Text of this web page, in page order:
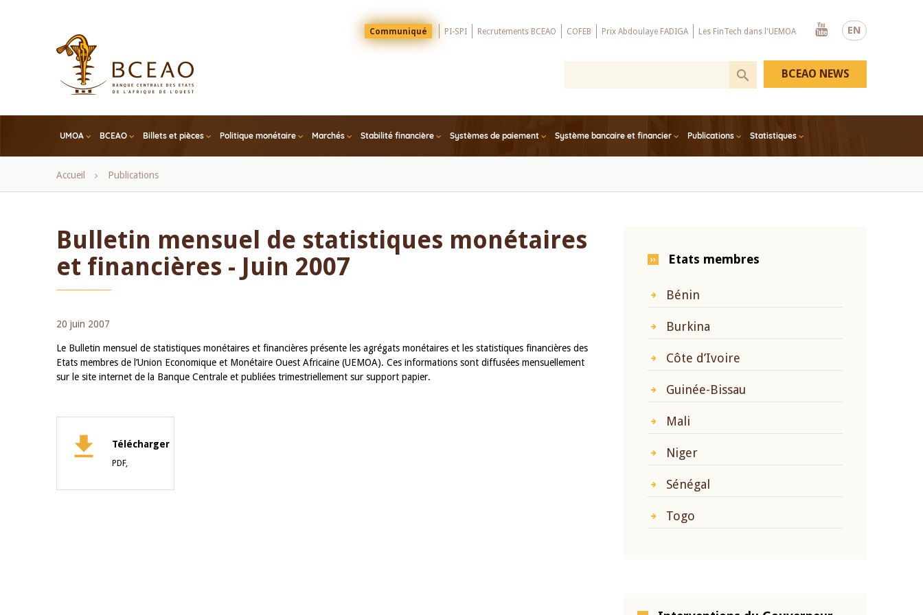
EN
Menu
Top
Communiqué PI-SPI Recrutements BCEAO COFEB Prix Abdoulaye FADIGA Les FinTech dans l'UEMOA
Youtube
UMOA BCEAO Billets et pièces Politique monétaire Marchés Stabilité financière Systèmes de paiement Système bancaire et financier Publications Statistiques
BCEAO NEWS
Fil
Accueil Publications
Bulletin mensuel de statistiques monétaires
et financières - Juin 2007
20 juin 2007
Le Bulletin mensuel de statistiques monétaires et financières présente les agrégats monétaires et les statistiques financières des
Etats membres de l’Union Economique et Monétaire Ouest Africaine (UEMOA). Ces informations sont diffusées mensuellement
sur le site internet de la Banque Centrale et publiées trimestriellement sur support papier.
Télécharger
PDF,
Etats membres
Bénin
Burkina
Côte d’Ivoire
Guinée-Bissau
Mali
Niger
Sénégal
Togo